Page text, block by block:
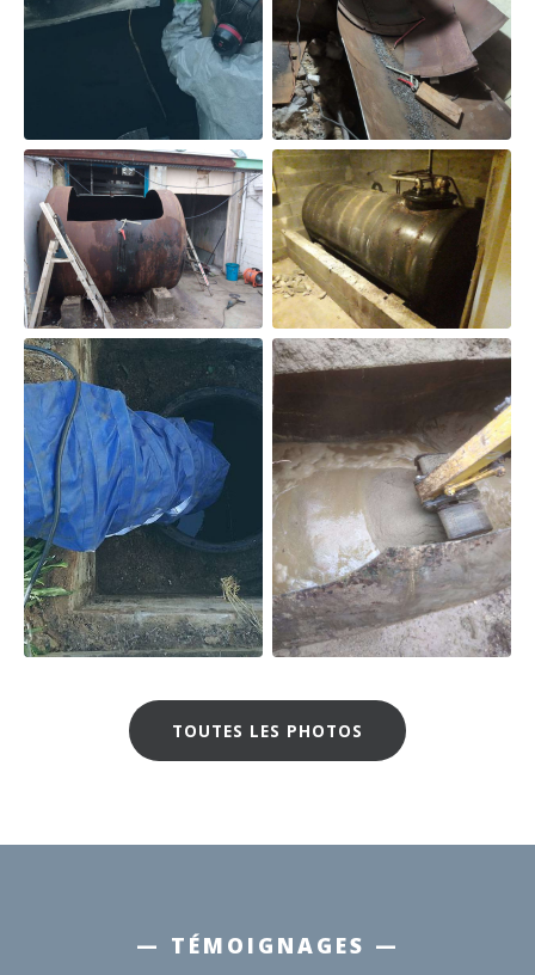
TOUTES LES PHOTOS
— TÉMOIGNAGES —